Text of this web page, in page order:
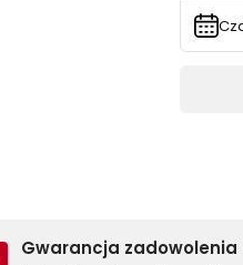
Gwarancja zadowolenia